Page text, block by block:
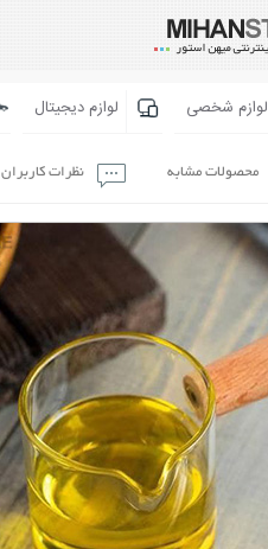
لوازم شخصی لوازم دیجیتال
محصولات مشابه نظرات کاربران